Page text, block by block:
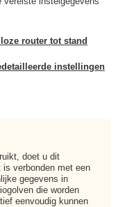
router tot stand
instellingen
doet u dit
verbonden met een
gegevens in
die worden
eenvoudig kunnen